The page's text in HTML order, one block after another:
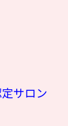
サロン